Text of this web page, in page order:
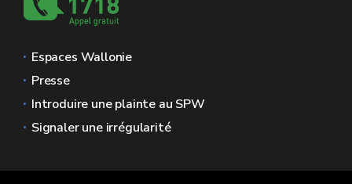
Espaces Wallonie
Presse
Introduire une plainte au SPW
Signaler une irrégularité